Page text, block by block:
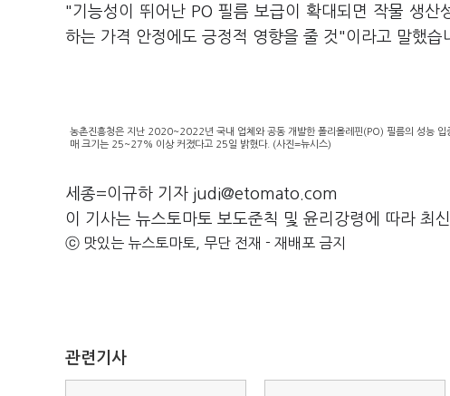
"기능성이 뛰어난 PO 필름 보급이 확대되면 작물 생
하는 가격 안정에도 긍정적 영향을 줄 것"이라고 말했습
농촌진흥청은 지난 2020~2022년 국내 업체와 공동 개발한 폴리올레핀(PO) 필름의 성능
매 크기는 25~27% 이상 커졌다고 25일 밝혔다. (사진=뉴시스)
세종=이규하 기자 judi@etomato.com
이 기사는 뉴스토마토 보도준칙 및 윤리강령에 따라 최
ⓒ 맛있는 뉴스토마토, 무단 전재 - 재배포 금지
관련기사